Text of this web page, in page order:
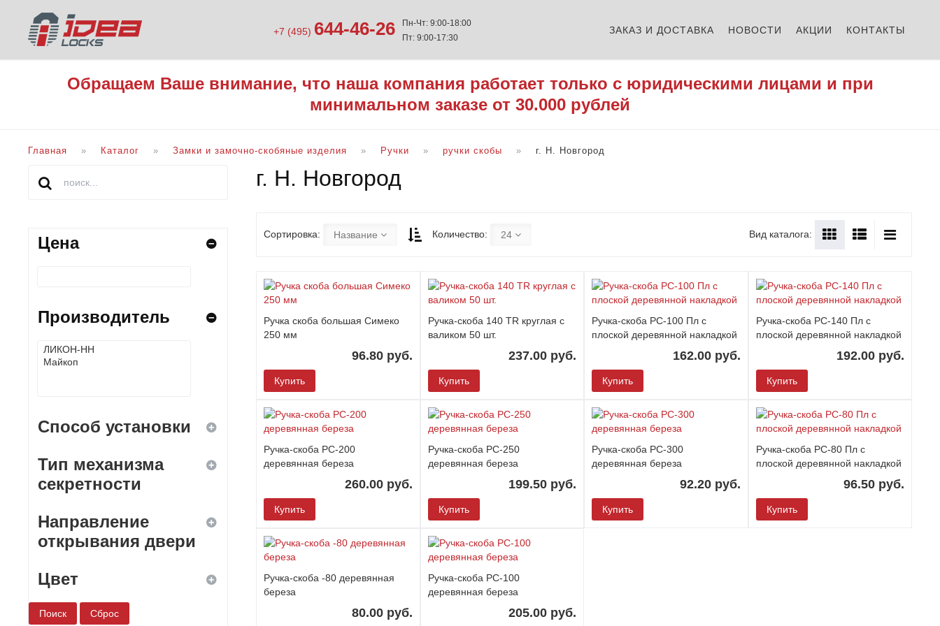
+7 (495) 644-46-26
Пн-Чт: 9:00-18:00
Пт: 9:00-17:30
ЗАКАЗ И ДОСТАВКА НОВОСТИ АКЦИИ КОНТАКТЫ
Обращаем Ваше внимание, что наша компания работает только с юридическими лицами и при
минимальном заказе от 30.000 рублей
Главная Каталог Замки и замочно-скобяные изделия Ручки ручки скобы г. Н. Новгород
г. Н. Новгород
Сортировка: Название Количество: 24 Вид каталога:
Ручка скоба большая Симеко
250 мм
96.80 руб.
Купить
Ручка-скоба 140 TR круглая с
валиком 50 шт.
237.00 руб.
Купить
Ручка-скоба РС-100 Пл с
плоской деревянной накладкой
162.00 руб.
Купить
Ручка-скоба РС-140 Пл с
плоской деревянной накладкой
192.00 руб.
Купить
Ручка-скоба РС-200
деревянная береза
260.00 руб.
Купить
Ручка-скоба РС-250
деревянная береза
199.50 руб.
Купить
Ручка-скоба РС-300
деревянная береза
92.20 руб.
Купить
Ручка-скоба РС-80 Пл с
плоской деревянной накладкой
96.50 руб.
Купить
Ручка-скоба -80 деревянная
береза
80.00 руб.
Ручка-скоба РС-100
деревянная береза
205.00 руб.
Цена
Производитель
Способ установки
ввертной
навесной
накладной
Тип механизма
секретности
дисковый
Направление
открывания двери
левое
правое
Цвет